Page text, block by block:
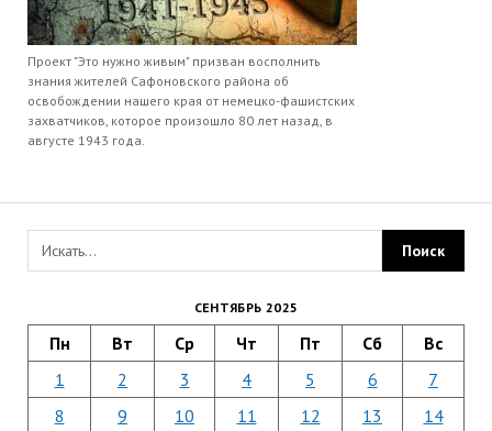
Проект "Это нужно живым" призван восполнить
знания жителей Сафоновского района об
освобождении нашего края от немецко-фашистских
захватчиков, которое произошло 80 лет назад, в
августе 1943 года.
СЕНТЯБРЬ 2025
Пн Вт Ср Чт Пт Сб Вс
1 2 3 4 5 6
7
8
9 10 11 12 13
14